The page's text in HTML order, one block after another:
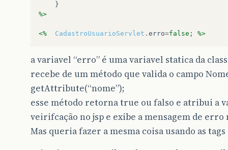
}
%>
<% CadastroUsuarioServlet . erro=false ; %>
a variavel “erro” é uma variavel statica da
recebe de um método que valida o campo
getAttribute(“nome”);
esse método retorna true ou falso e atribui a
veirifcação no jsp e exibe a mensagem de erro
Mas queria fazer a mesma coisa usando as